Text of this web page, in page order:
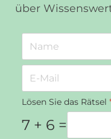
über
Lösen Sie das Rätsel
7 + 6 =